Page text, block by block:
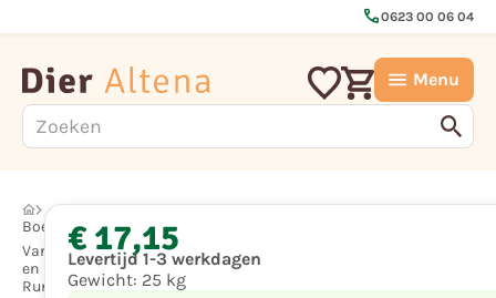
call0623 00 06 04
Menu
Boerderijdier
Varken
en
Rundvee
€ 17,15
Levertijd 1-3 werkdagen
Gewicht: 25 kg